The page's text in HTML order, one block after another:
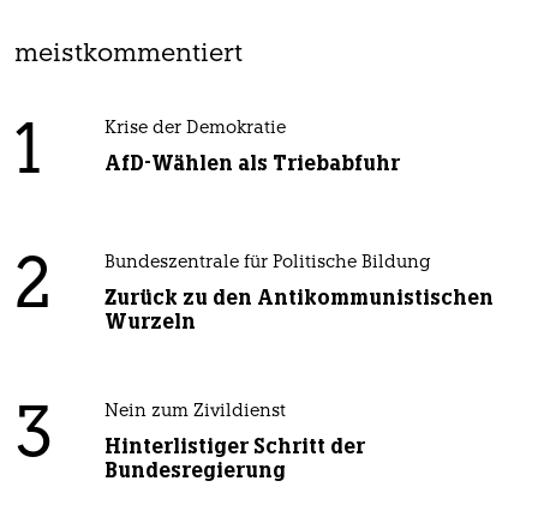
meistkommentiert
1 Krise der Demokratie
AfD-Wählen als Triebabfuhr
2 Bundeszentrale für Politische Bildung
Zurück zu den Antikommunistischen
Wurzeln
3 Nein zum Zivildienst
Hinterlistiger Schritt der
Bundesregierung